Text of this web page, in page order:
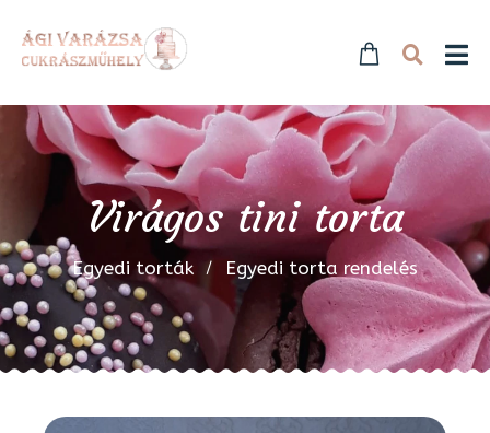
Virágos tini torta
Egyedi torták Egyedi torta rendelés